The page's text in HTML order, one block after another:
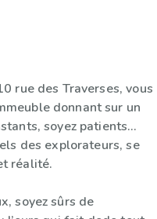
rue des Traverses, vous
donnant sur un
soyez patients…
des explorateurs, se
réalité.
soyez sûrs de